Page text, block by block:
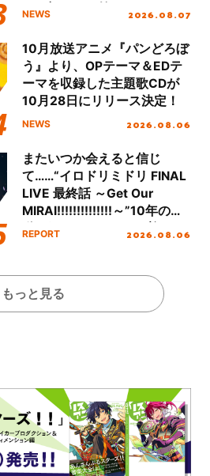
し、初となる第3ステージの
NEWS 2026.08.07
10月放送アニメ『パンどろぼ
う』より、OPテーマ＆EDテ
ーマを収録した主題歌CDが
10月28日にリリース決定！
NEWS 2026.08.06
またいつか会えると信じ
て……“イロドリミドリ FINAL
LIVE 最終話 ～Get Our
MIRAI!!!!!!!!!!!!!!～”10年の活
動を経てファイナルを迎える
REPORT 2026.08.06
もっと見る